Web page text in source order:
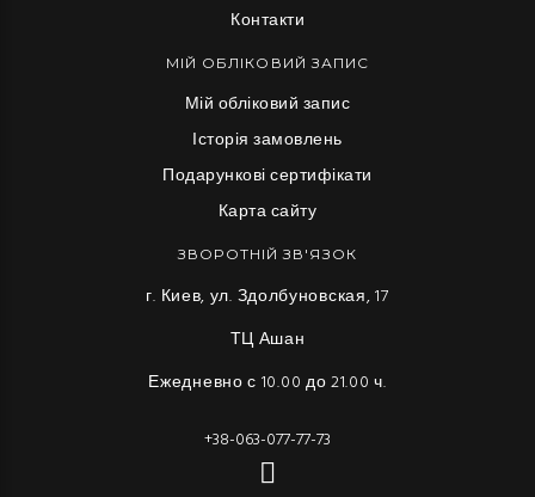
Контакти
МІЙ ОБЛІКОВИЙ ЗАПИС
Мій обліковий запис
Історія замовлень
Подарункові сертифікати
Карта сайту
ЗВОРОТНІЙ ЗВ'ЯЗОК
г. Киев, ул. Здолбуновская, 17
ТЦ Ашан
Ежедневно с 10.00 до 21.00 ч.
+38-063-077-77-73